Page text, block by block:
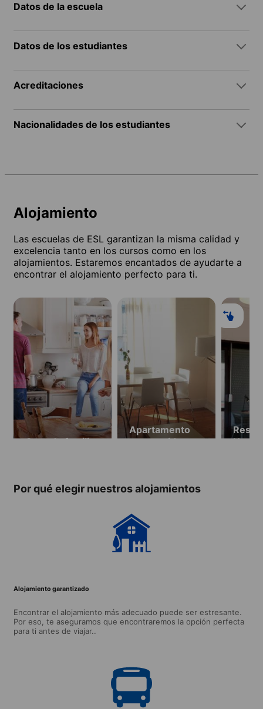
Datos de la escuela
Datos de los estudiantes
Acreditaciones
Nacionalidades de los estudiantes
Alojamiento
Las escuelas de ESL garantizan la misma calidad y
excelencia tanto en los cursos como en los
alojamientos. Estaremos encantados de ayudarte a
encontrar el alojamiento perfecto para ti.
Casa de familia
Apartamento
compartido
Por qué elegir nuestros alojamientos
Alojamiento garantizado
Encontrar el alojamiento más adecuado puede ser estresante.
Por eso, te aseguramos que encontraremos la opción perfecta
para ti antes de viajar..